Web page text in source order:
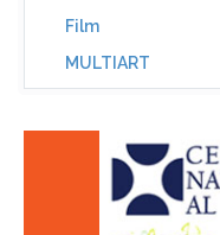
Film
MULTIART